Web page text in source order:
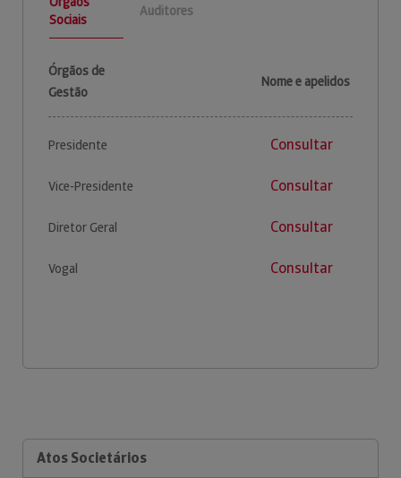
Sociais
Auditores
Órgãos de
Gestão
Nome e apelidos
Presidente Consultar
Vice-Presidente Consultar
Diretor Geral Consultar
Vogal Consultar
Atos Societários